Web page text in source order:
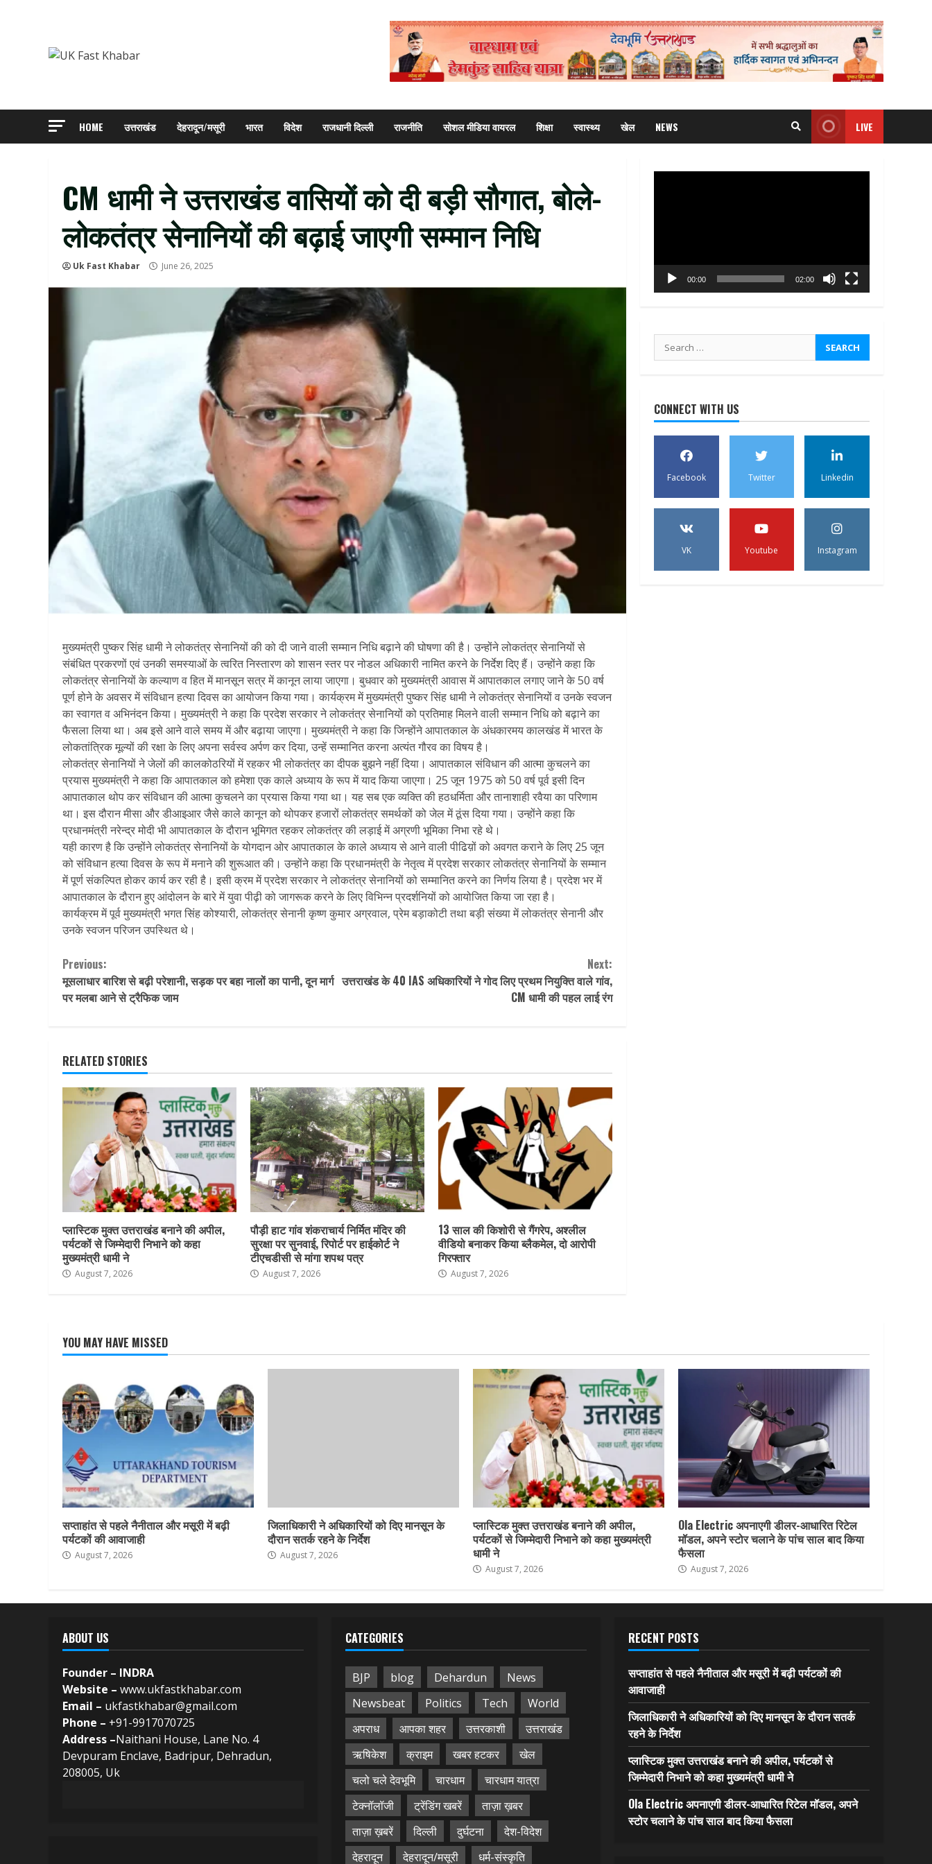
HOME उत्तराखंड देहरादून/मसूरी भारत विदेश राजधानी दिल्ली राजनीति सोशल मीडिया वायरल शिक्षा स्वास्थ्य खेल NEWS LIVE
CM धामी ने उत्तराखंड वासियों को दी बड़ी सौगात, बोले-
लोकतंत्र सेनानियों की बढ़ाई जाएगी सम्मान निधि
Uk Fast Khabar June 26, 2025
मुख्यमंत्री पुष्कर सिंह धामी ने लोकतंत्र सेनानियों की को दी जाने वाली सम्मान निधि बढ़ाने की घोषणा की है। उन्होंने लोकतंत्र सेनानियों से
संबंधित प्रकरणों एवं उनकी समस्याओं के त्वरित निस्तारण को शासन स्तर पर नोडल अधिकारी नामित करने के निर्देश दिए हैं। उन्होंने कहा कि
लोकतंत्र सेनानियों के कल्याण व हित में मानसून सत्र में कानून लाया जाएगा। बुधवार को मुख्यमंत्री आवास में आपातकाल लगाए जाने के 50 वर्ष
पूर्ण होने के अवसर में संविधान हत्या दिवस का आयोजन किया गया। कार्यक्रम में मुख्यमंत्री पुष्कर सिंह धामी ने लोकतंत्र सेनानियों व उनके स्वजन
का स्वागत व अभिनंदन किया। मुख्यमंत्री ने कहा कि प्रदेश सरकार ने लोकतंत्र सेनानियों को प्रतिमाह मिलने वाली सम्मान निधि को बढ़ाने का
फैसला लिया था। अब इसे आने वाले समय में और बढ़ाया जाएगा। मुख्यमंत्री ने कहा कि जिन्होंने आपातकाल के अंधकारमय कालखंड में भारत के
लोकतांत्रिक मूल्यों की रक्षा के लिए अपना सर्वस्व अर्पण कर दिया, उन्हें सम्मानित करना अत्यंत गौरव का विषय है।
लोकतंत्र सेनानियों ने जेलों की कालकोठरियों में रहकर भी लोकतंत्र का दीपक बुझने नहीं दिया। आपातकाल संविधान की आत्मा कुचलने का
प्रयास मुख्यमंत्री ने कहा कि आपातकाल को हमेशा एक काले अध्याय के रूप में याद किया जाएगा। 25 जून 1975 को 50 वर्ष पूर्व इसी दिन
आपातकाल थोप कर संविधान की आत्मा कुचलने का प्रयास किया गया था। यह सब एक व्यक्ति की हठधर्मिता और तानाशाही रवैया का परिणाम
था। इस दौरान मीसा और डीआइआर जैसे काले कानून को थोपकर हजारों लोकतंत्र समर्थकों को जेल में ठूंस दिया गया। उन्होंने कहा कि
प्रधानमंत्री नरेन्द्र मोदी भी आपातकाल के दौरान भूमिगत रहकर लोकतंत्र की लड़ाई में अग्रणी भूमिका निभा रहे थे।
यही कारण है कि उन्होंने लोकतंत्र सेनानियों के योगदान ओर आपातकाल के काले अध्याय से आने वाली पीढिय़ों को अवगत कराने के लिए 25 जून
को संविधान हत्या दिवस के रूप में मनाने की शुरूआत की। उन्होंने कहा कि प्रधानमंत्री के नेतृत्व में प्रदेश सरकार लोकतंत्र सेनानियों के सम्मान
में पूर्ण संकल्पित होकर कार्य कर रही है। इसी क्रम में प्रदेश सरकार ने लोकतंत्र सेनानियों को सम्मानित करने का निर्णय लिया है। प्रदेश भर में
आपातकाल के दौरान हुए आंदोलन के बारे में युवा पीढ़ी को जागरूक करने के लिए विभिन्न प्रदर्शनियों को आयोजित किया जा रहा है।
कार्यक्रम में पूर्व मुख्यमंत्री भगत सिंह कोश्यारी, लोकतंत्र सेनानी कृष्ण कुमार अग्रवाल, प्रेम बड़ाकोटी तथा बड़ी संख्या में लोकतंत्र सेनानी और
उनके स्वजन परिजन उपस्थित थे।
Continue
Reading
Previous:
मूसलाधार बारिश से बढ़ी परेशानी, सड़क पर बहा नालों का पानी, दून मार्ग
पर मलबा आने से ट्रैफिक जाम
Next:
उत्तराखंड के 40 IAS अधिकारियों ने गोद लिए प्रथम नियुक्ति वाले गांव,
CM धामी की पहल लाई रंग
RELATED STORIES
प्लास्टिक मुक्त उत्तराखंड बनाने की अपील,
पर्यटकों से जिम्मेदारी निभाने को कहा
मुख्यमंत्री धामी ने
August 7, 2026
पौड़ी हाट गांव शंकराचार्य निर्मित मंदिर की
सुरक्षा पर सुनवाई, रिपोर्ट पर हाईकोर्ट ने
टीएचडीसी से मांगा शपथ पत्र
August 7, 2026
13 साल की किशोरी से गैंगरेप, अश्लील
वीडियो बनाकर किया ब्लैकमेल, दो आरोपी
गिरफ्तार
August 7, 2026
00:00 02:00
Search
for:
CONNECT WITH US
Facebook Twitter Linkedin
VK Youtube Instagram
YOU MAY HAVE MISSED
सप्ताहांत से पहले नैनीताल और मसूरी में बढ़ी
पर्यटकों की आवाजाही
August 7, 2026
जिलाधिकारी ने अधिकारियों को दिए मानसून के
दौरान सतर्क रहने के निर्देश
August 7, 2026
प्लास्टिक मुक्त उत्तराखंड बनाने की अपील,
पर्यटकों से जिम्मेदारी निभाने को कहा मुख्यमंत्री
धामी ने
August 7, 2026
Ola Electric अपनाएगी डीलर-आधारित रिटेल
मॉडल, अपने स्टोर चलाने के पांच साल बाद किया
फैसला
August 7, 2026
ABOUT US
Founder – INDRA
Website – www.ukfastkhabar.com
Email – ukfastkhabar@gmail.com
Phone – +91-9917070725
Address –Naithani House, Lane No. 4
Devpuram Enclave, Badripur, Dehradun,
208005, Uk
CATEGORIES
BJP blog Dehardun
News
Newsbeat
Politics Tech
World
अपराध
आपका शहर उत्तरकाशी
उत्तराखंड
ऋषिकेश
क्राइम खबर हटकर
खेल
चलो चले देवभूमि
चारधाम
चारधाम यात्रा
टेक्नॉलॉजी
ट्रेंडिंग खबरें
ताज़ा ख़बर
ताज़ा ख़बरें
दिल्ली दुर्घटना
देश-विदेश
देहरादून
देहरादून/मसूरी धर्म-संस्कृति
RECENT POSTS
सप्ताहांत से पहले नैनीताल और मसूरी में बढ़ी पर्यटकों की
आवाजाही
जिलाधिकारी ने अधिकारियों को दिए मानसून के दौरान सतर्क
रहने के निर्देश
प्लास्टिक मुक्त उत्तराखंड बनाने की अपील, पर्यटकों से
जिम्मेदारी निभाने को कहा मुख्यमंत्री धामी ने
Ola Electric अपनाएगी डीलर-आधारित रिटेल मॉडल, अपने
स्टोर चलाने के पांच साल बाद किया फैसला